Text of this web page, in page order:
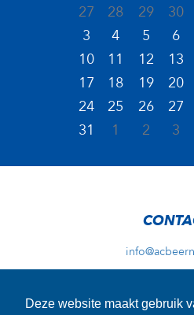
Deze website maakt gebruik
27
28 29 30
3
4 5 6
10
11 12 13
17
18 19 20
24
25 26 27
31
1 2 3
ADRES